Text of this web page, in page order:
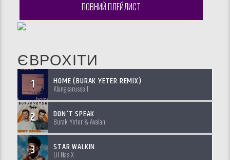
ПОВНИЙ ПЛЕЙЛИСТ
ЄВРОХІТИ
1 HOME (BURAK YETER REMIX)
Klangkarussell
2 DON'T SPEAK
Burak Yeter & Avalan
3 STAR WALKIN
Lil Nas X